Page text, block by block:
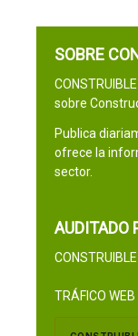
SOBRE
sobre
Publica
ofrece la
sector.
AUDITADO
TRÁFICO